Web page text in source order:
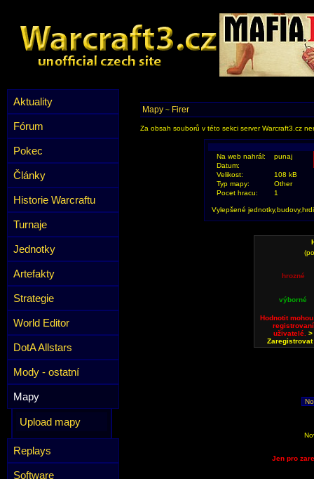
Aktuality
Fórum
Pokec
Články
Historie Warcraftu
Turnaje
Jednotky
Artefakty
Strategie
World Editor
DotA Allstars
Mody - ostatní
Mapy
Upload mapy
Replays
Software
Mapy ~ Firer
Za obsah souborů v této sekci server Warcraft3.cz
Na web nahrál:
punaj
Datum:
Velikost:
108 kB
Typ mapy:
Other
Pocet hracu:
1
Vylepšené
hrozné
výborné
Hodnotit
registrovaní
uživatelé.>
Zaregistrovat
Jen pro